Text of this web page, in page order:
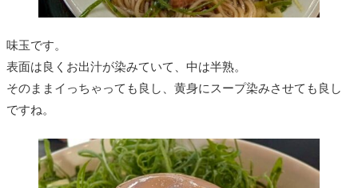
味玉です。
表面は良くお出汁が染みていて、中は半熟。
そのままイっちゃっても良し、黄身にスープ染みさせても良し
ですね。